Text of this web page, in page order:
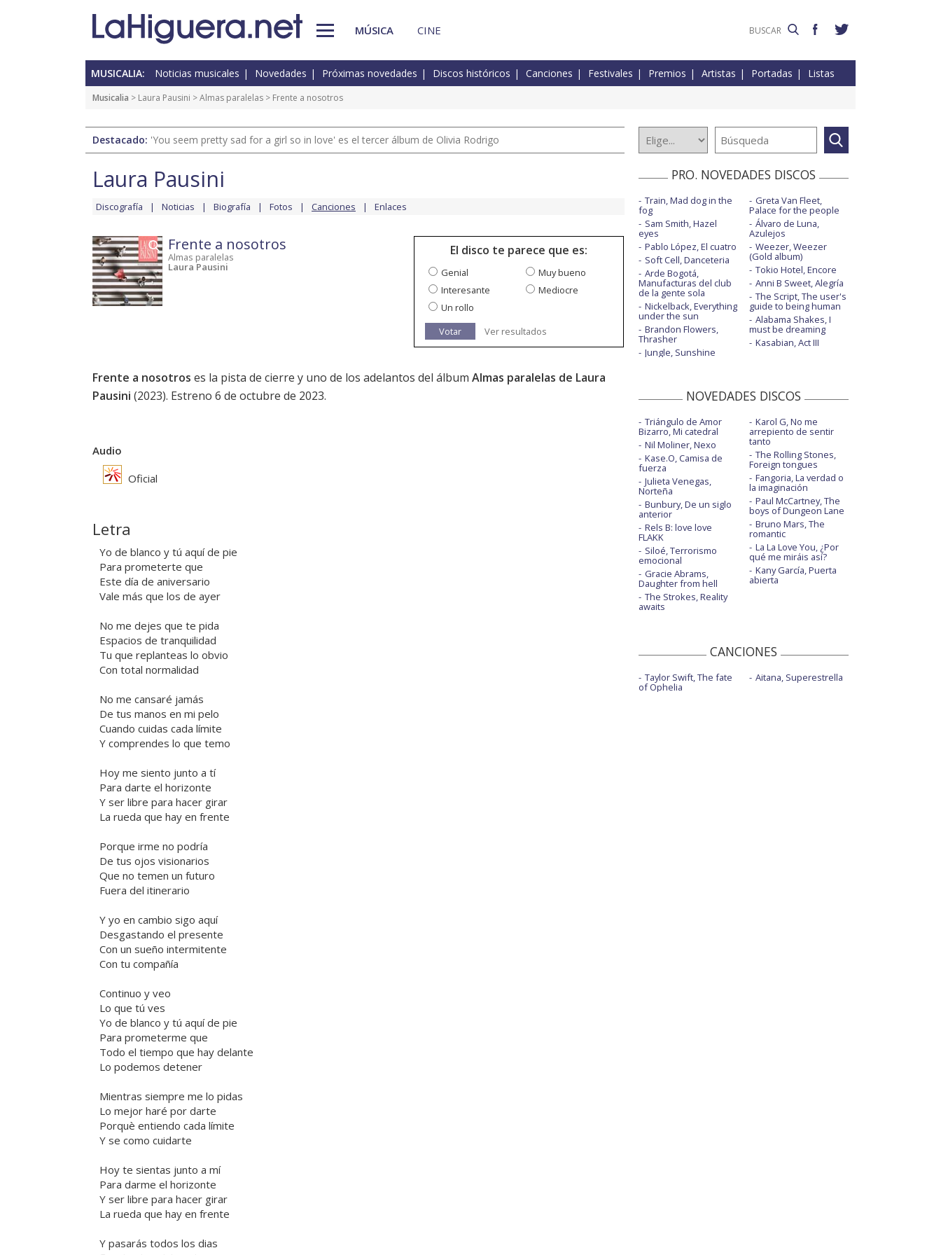
MÚSICA CINE
MUSICALIA: Noticias musicales Novedades Próximas novedades Discos históricos Canciones Festivales Premios Artistas Portadas Listas
Musicalia > Laura Pausini >Almas paralelas > Frente a nosotros
Destacado: 'You seem pretty sad for a girl so in love' es el tercer álbum de Olivia Rodrigo
Laura Pausini
Discografía Noticias Biografía Fotos Canciones Enlaces
Frente a nosotros
Almas paralelas
Laura Pausini
El disco te parece que es:
Genial
Muy bueno
Interesante
Mediocre
Un rollo
Votar
Ver resultados
Frente a nosotros es la pista de cierre y uno de los adelantos del álbum Almas paralelas de Laura
Pausini (2023). Estreno 6 de octubre de 2023.
Audio
Oficial
Letra
Yo de blanco y tú aquí de pie
Para prometerte que
Este día de aniversario
Vale más que los de ayer
No me dejes que te pida
Espacios de tranquilidad
Tu que replanteas lo obvio
Con total normalidad
No me cansaré jamás
De tus manos en mi pelo
Cuando cuidas cada límite
Y comprendes lo que temo
Hoy me siento junto a tí
Para darte el horizonte
Y ser libre para hacer girar
La rueda que hay en frente
Porque irme no podría
De tus ojos visionarios
Que no temen un futuro
Fuera del itinerario
Y yo en cambio sigo aquí
Desgastando el presente
Con un sueño intermitente
Con tu compañía
Continuo y veo
Lo que tú ves
Yo de blanco y tú aquí de pie
Para prometerme que
Todo el tiempo que hay delante
Lo podemos detener
Mientras siempre me lo pidas
Lo mejor haré por darte
Porquè entiendo cada límite
Y se como cuidarte
Hoy te sientas junto a mí
Para darme el horizonte
Y ser libre para hacer girar
La rueda que hay en frente
Y pasarás todos los dias
PRO. NOVEDADES DISCOS
Train, Mad dog in the
fog
Sam Smith, Hazel
eyes
Pablo López, El cuatro
Soft Cell, Danceteria
Arde Bogotá,
Manufacturas del club
de la gente sola
Nickelback, Everything
under the sun
Brandon Flowers,
Thrasher
Jungle, Sunshine
Greta Van Fleet,
Palace for the people
Álvaro de Luna,
Azulejos
Weezer, Weezer
(Gold album)
Tokio Hotel, Encore
Anni B Sweet, Alegría
The Script, The user's
guide to being human
Alabama Shakes, I
must be dreaming
Kasabian, Act III
NOVEDADES DISCOS
Triángulo de Amor
Bizarro, Mi catedral
Nil Moliner, Nexo
Kase.O, Camisa de
fuerza
Julieta Venegas,
Norteña
Bunbury, De un siglo
anterior
Rels B: love love
FLAKK
Siloé, Terrorismo
emocional
Gracie Abrams,
Daughter from hell
The Strokes, Reality
awaits
Karol G, No me
arrepiento de sentir
tanto
The Rolling Stones,
Foreign tongues
Fangoria, La verdad o
la imaginación
Paul McCartney, The
boys of Dungeon Lane
Bruno Mars, The
romantic
La La Love You, ¿Por
qué me miráis así?
Kany García, Puerta
abierta
CANCIONES
Taylor Swift, The fate
of Ophelia
Aitana, Superestrella